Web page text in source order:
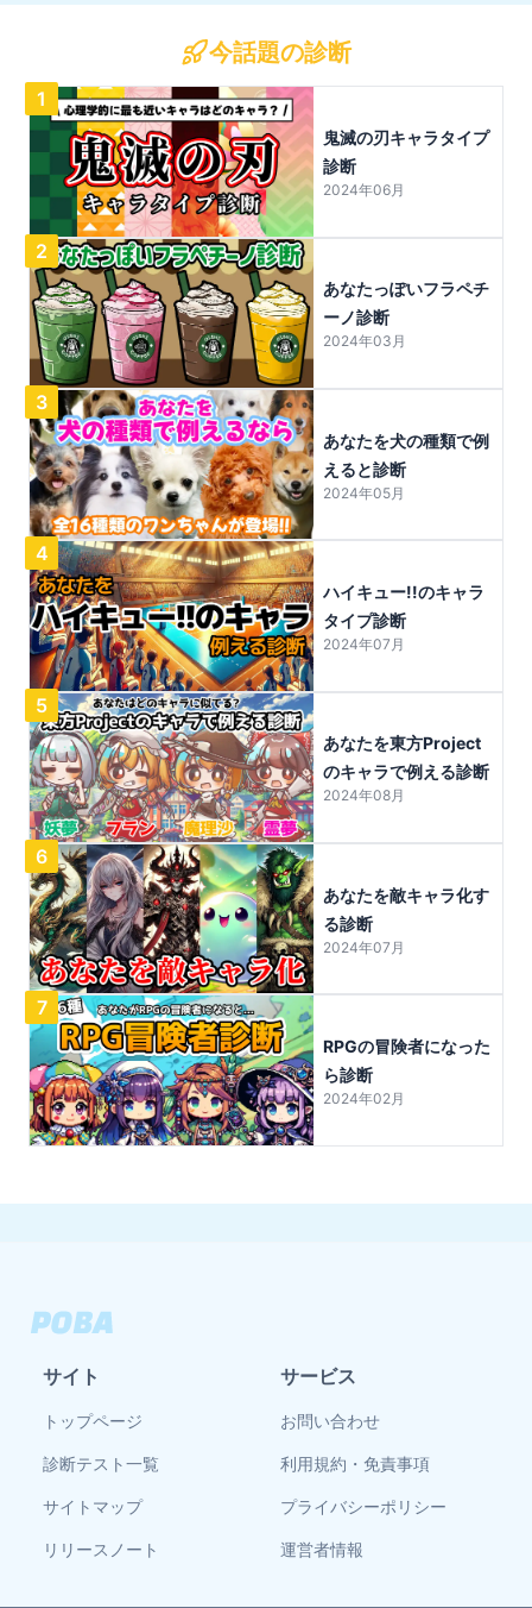
今話題の診断
1
鬼滅の刃キャラタイプ
診断
2024年06月
2
あなたっぽいフラペチ
ーノ診断
2024年03月
3
あなたを犬の種類で例
えると診断
2024年05月
4
ハイキュー!!のキャラ
タイプ診断
2024年07月
5
あなたを東方Project
のキャラで例える診断
2024年08月
6
あなたを敵キャラ化す
る診断
2024年07月
7
RPGの冒険者になった
ら診断
2024年02月
サイト
トップページ
診断テスト一覧
サイトマップ
リリースノート
サービス
お問い合わせ
利用規約・免責事項
プライバシーポリシー
運営者情報